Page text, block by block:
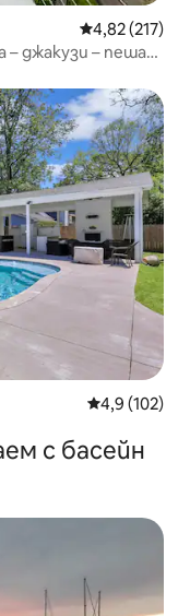
Средна
4,82 (217)
– джакузи – пеша
Средна
4,9 (102)
с басейн